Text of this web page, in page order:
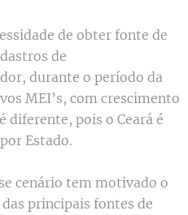
de obter fonte de
de
durante o período da
MEI’s, com crescimento
diferente, pois o Ceará é
Estado.
cenário tem motivado o
principais fontes de